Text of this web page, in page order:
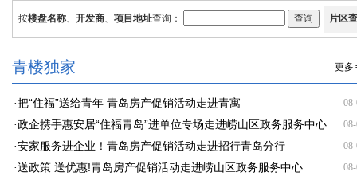
青楼独家 更多
·把“住福”送给青年 青岛房产促销活动走进青寓
·政企携手惠安居“住福青岛”进单位专场走进崂山区政务服务中心
·安家服务进企业！青岛房产促销活动走进招行青岛分行
·送政策 送优惠!青岛房产促销活动走进崂山区政务服务中心